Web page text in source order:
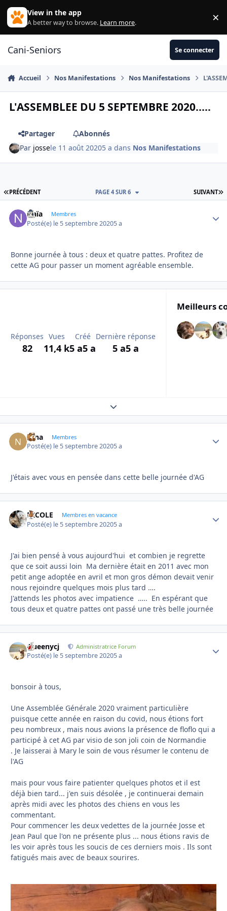
Aller au contenu
View in the app
A better way to browse. Learn more. ×
Cani-Seniors Se connecter
Accueil Nos Manifestations Nos Manifestations
L'ASSEMBLEE DU 5 SEPTEMBRE 2020.....
Partager
Abonnés
Par jossele 11 août 20205 a dans Nos Manifestations
PREMIÈRE PAGE
PRÉCÉDENT SUIVANT
PAGE 4 SUR 6
Naïa Membres
Posté(e) le 5 septembre 20205 a
Bonne journée à tous : deux et quatre pattes. Profitez de
cette AG pour passer un moment agréable ensemble.
Réponses
82
Vues
11,4 k
Créé
5 a5 a
Dernière réponse
5 a5 a
Meilleurs
Expand topic overview
Nina Membres
Posté(e) le 5 septembre 20205 a
J'étais avec vous en pensée dans cette belle journée d'AG
NICOLE Membres en vacance
Posté(e) le 5 septembre 20205 a
J'ai bien pensé à vous aujourd'hui et combien je regrette
que ce soit aussi loin Ma dernière était en 2011 avec mon
petit ange adoptée en avril et mon gros démon devait venir
nous rejoindre quelques mois plus tard ….
J'attends les photos avec impatience ….. En espérant que
tous deux et quatre pattes ont passé une très belle journée
Queenycj Administratrice Forum
Posté(e) le 5 septembre 20205 a
bonsoir à tous,
Une Assemblée Générale 2020 vraiment particulière
puisque cette année en raison du covid, nous étions fort
peu nombreux , mais nous avions la présence de floflo qui a
participé à cet AG par visio de son joli coin de Normandie
. Je laisserai à Mary le soin de vous résumer le contenu de
l'AG
mais pour vous faire patienter quelques photos et il est
déjà bien tard... j'en suis désolée , je continuerai demain
après midi avec les photos des chiens en vous les
commentant.
Pour commencer les deux vedettes de la journée Josse et
Jean Paul que l'on ne présente plus ... nous étions ravis de
les voir après tous les soucis de ces derniers mois . Ils sont
fatigués mais avec de beaux sourires.